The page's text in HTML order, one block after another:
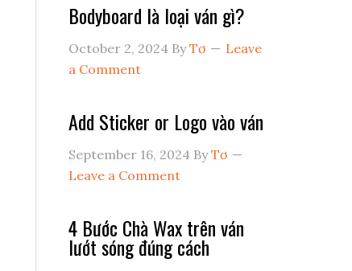
Bodyboard là loại ván gì?
October 2, 2024 ByTơ
Leave
a Comment
Add Sticker or Logo vào ván
September 16, 2024 ByTơ
Leave a Comment
4 Bước Chà Wax trên ván
lướt sóng đúng cách